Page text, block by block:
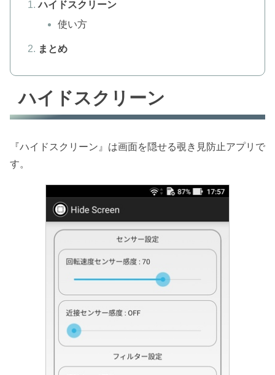
ハイドスクリーン
使い方
まとめ
ハイドスクリーン
『ハイドスクリーン』は画面を隠せる覗き見防止アプリで
す。